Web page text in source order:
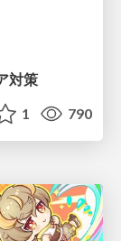
対策
1 790